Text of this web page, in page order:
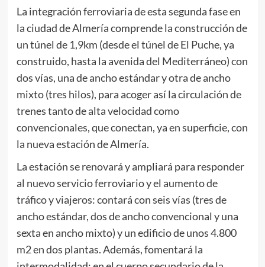
La integración ferroviaria de esta segunda fase en
la ciudad de Almería comprende la construcción de
un túnel de 1,9km (desde el túnel de El Puche, ya
construido, hasta la avenida del Mediterráneo) con
dos vías, una de ancho estándar y otra de ancho
mixto (tres hilos), para acoger así la circulación de
trenes tanto de alta velocidad como
convencionales, que conectan, ya en superficie, con
la nueva estación de Almería.
La estación se renovará y ampliará para responder
al nuevo servicio ferroviario y el aumento de
tráfico y viajeros: contará con seis vías (tres de
ancho estándar, dos de ancho convencional y una
sexta en ancho mixto) y un edificio de unos 4.800
m2 en dos plantas. Además, fomentará la